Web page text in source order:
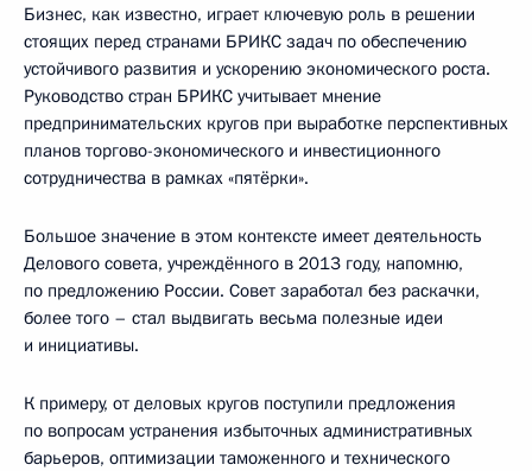
Бизнес, как известно, играет ключевую роль в решении
стоящих перед странами БРИКС задач по обеспечению
устойчивого развития и ускорению экономического роста.
Руководство стран БРИКС учитывает мнение
предпринимательских кругов при выработке перспективных
планов торгово-экономического и инвестиционного
сотрудничества в рамках «пятёрки».
Большое значение в этом контексте имеет деятельность
Делового совета, учреждённого в 2013 году, напомню,
по предложению России. Совет заработал без раскачки,
более того – стал выдвигать весьма полезные идеи
и инициативы.
К примеру, от деловых кругов поступили предложения
по вопросам устранения избыточных административных
барьеров, оптимизации таможенного и технического